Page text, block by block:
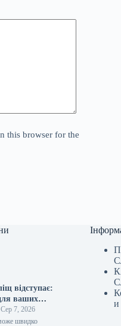
this browser for the
відступає:
ваших
Сер 7, 2026
швидко
и